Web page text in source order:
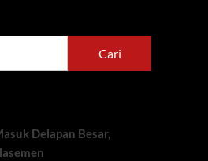
Cari
Delapan Besar,